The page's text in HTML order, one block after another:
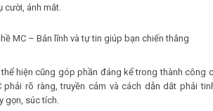
cười, ánh mắt.
hiện cũng góp phần đáng kể trong thành công
phải rõ ràng, truyền cảm và cách dẫn dắt phải
gọn, súc tích.